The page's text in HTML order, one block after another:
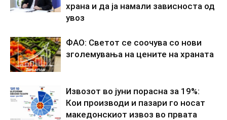
храна и да ја намали зависноста од
увоз
ФАО: Светот се соочува со нови
зголемувања на цените на храната
Извозот во јуни порасна за 19%:
Кои производи и пазари го носат
македонскиот извоз во првата